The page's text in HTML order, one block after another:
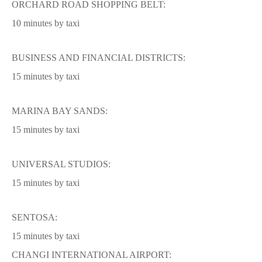
ORCHARD ROAD SHOPPING BELT:
10 minutes by taxi
BUSINESS AND FINANCIAL DISTRICTS:
15 minutes by taxi
MARINA BAY SANDS:
15 minutes by taxi
UNIVERSAL STUDIOS:
15 minutes by taxi
SENTOSA:
15 minutes by taxi
CHANGI INTERNATIONAL AIRPORT: